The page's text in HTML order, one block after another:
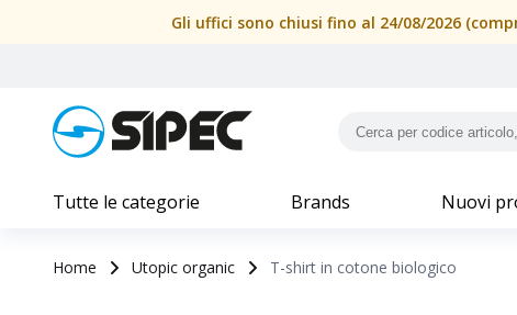
Gli uffici sono chiusi fino al 24/08/2026
Tutte le categorie Brands Nuovi
Home Utopic organic T-shirt in cotone biologico